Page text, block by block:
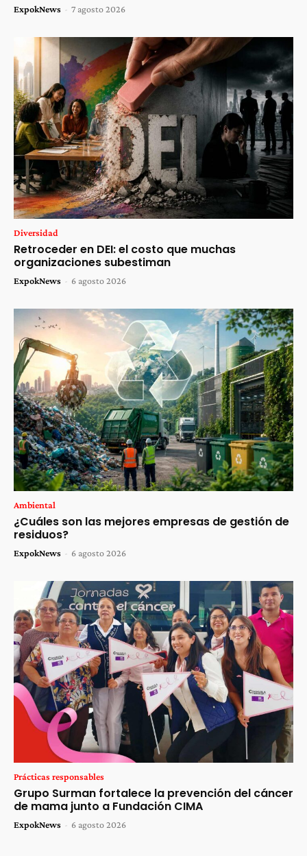
ExpokNews - 7 agosto 2026
Diversidad
Retroceder en DEI: el costo que muchas
organizaciones subestiman
ExpokNews - 6 agosto 2026
Ambiental
¿Cuáles son las mejores empresas de gestión de
residuos?
ExpokNews - 6 agosto 2026
Prácticas responsables
Grupo Surman fortalece la prevención del cáncer
de mama junto a Fundación CIMA
ExpokNews - 6 agosto 2026